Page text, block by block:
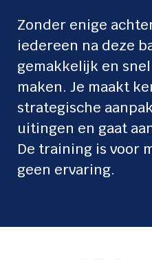
Zonder enige
iedereen na deze
gemakkelijk en
maken. Je maakt
strategische
uitingen en gaat
De training is voor
geen ervaring.